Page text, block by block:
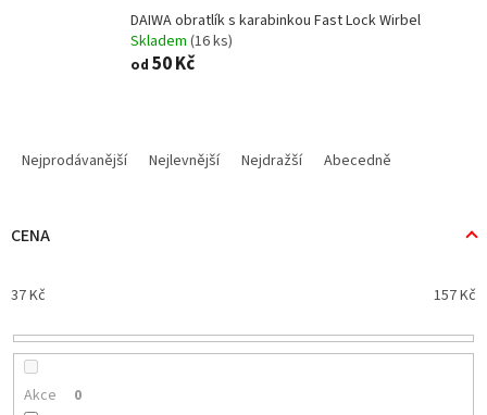
DAIWA obratlík s karabinkou Fast Lock Wirbel
Skladem (16 ks)
od 50 Kč
n
r
d
Nejprodávanější Nejlevnější Nejdražší Abecedně
CENA
37Kč 157Kč
Akce 0